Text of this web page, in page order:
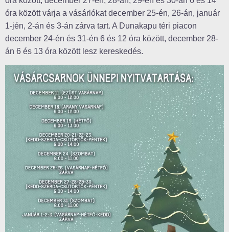
óra között várja a vásárlókat december 25-én, 26-án, január
1-jén, 2-án és 3-án zárva tart. A Dunakapu téri piacon
december 24-én és 31-én 6 és 12 óra között, december 28-
án 6 és 13 óra között lesz kereskedés.